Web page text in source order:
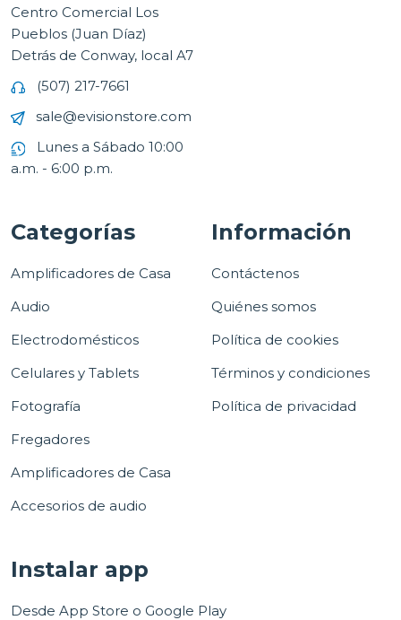
Centro Comercial Los
Pueblos (Juan Díaz)
Detrás de Conway, local A7
(507) 217-7661
sale@evisionstore.com
Lunes a Sábado 10:00
a.m. - 6:00 p.m.
Categorías
Amplificadores de Casa
Audio
Electrodomésticos
Celulares y Tablets
Fotografía
Fregadores
Amplificadores de Casa
Accesorios de audio
Información
Contáctenos
Quiénes somos
Política de cookies
Términos y condiciones
Política de privacidad
Instalar app
Desde App Store o Google Play